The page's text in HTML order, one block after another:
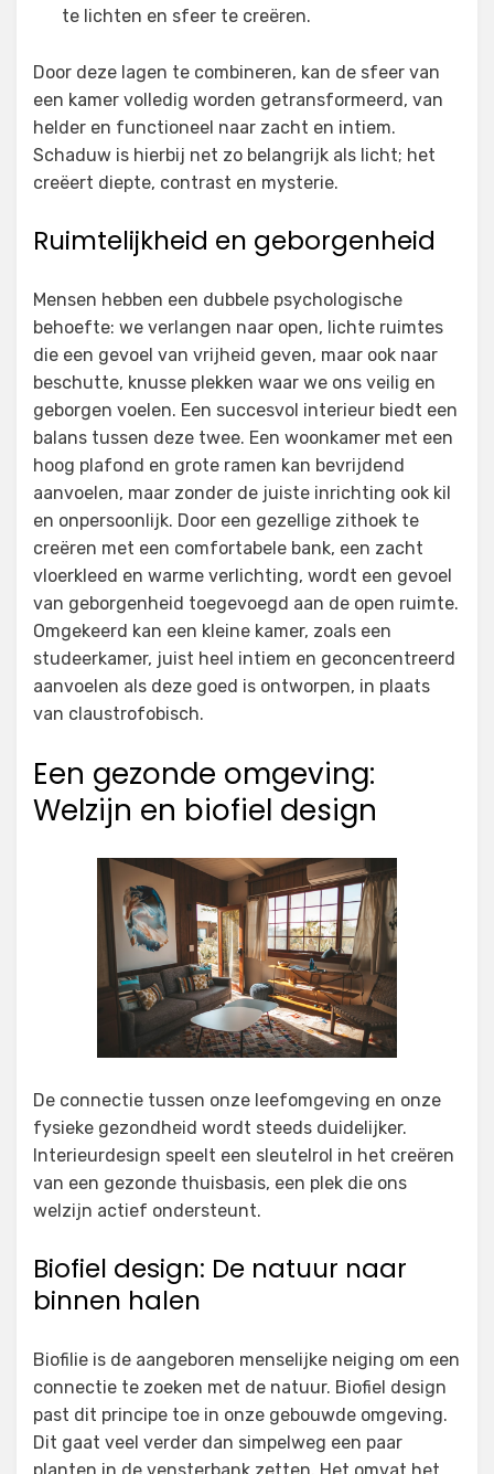
te lichten en sfeer te creëren.
Door deze lagen te combineren, kan de sfeer van
een kamer volledig worden getransformeerd, van
helder en functioneel naar zacht en intiem.
Schaduw is hierbij net zo belangrijk als licht; het
creëert diepte, contrast en mysterie.
Ruimtelijkheid en geborgenheid
Mensen hebben een dubbele psychologische
behoefte: we verlangen naar open, lichte ruimtes
die een gevoel van vrijheid geven, maar ook naar
beschutte, knusse plekken waar we ons veilig en
geborgen voelen. Een succesvol interieur biedt een
balans tussen deze twee. Een woonkamer met een
hoog plafond en grote ramen kan bevrijdend
aanvoelen, maar zonder de juiste inrichting ook kil
en onpersoonlijk. Door een gezellige zithoek te
creëren met een comfortabele bank, een zacht
vloerkleed en warme verlichting, wordt een gevoel
van geborgenheid toegevoegd aan de open ruimte.
Omgekeerd kan een kleine kamer, zoals een
studeerkamer, juist heel intiem en geconcentreerd
aanvoelen als deze goed is ontworpen, in plaats
van claustrofobisch.
Een gezonde omgeving:
Welzijn en biofiel design
De connectie tussen onze leefomgeving en onze
fysieke gezondheid wordt steeds duidelijker.
Interieurdesign speelt een sleutelrol in het creëren
van een gezonde thuisbasis, een plek die ons
welzijn actief ondersteunt.
Biofiel design: De natuur naar
binnen halen
Biofilie is de aangeboren menselijke neiging om een
connectie te zoeken met de natuur. Biofiel design
past dit principe toe in onze gebouwde omgeving.
Dit gaat veel verder dan simpelweg een paar